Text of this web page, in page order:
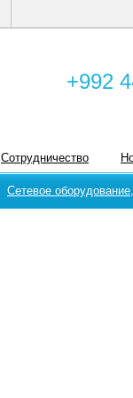
+992
Сотрудничество
Сетевое